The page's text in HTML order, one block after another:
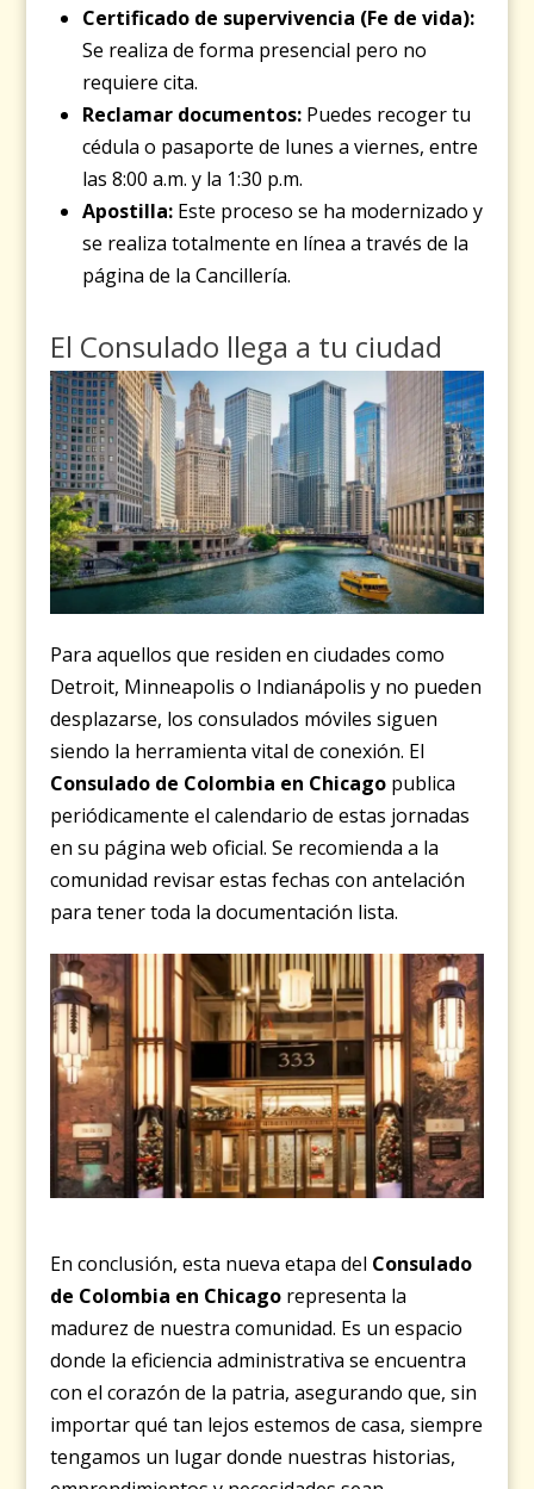
Certificado de supervivencia (Fe de vida):
Se realiza de forma presencial pero no
requiere cita.
Reclamar documentos:Puedes recoger tu
cédula o pasaporte de lunes a viernes, entre
las 8:00 a.m. y la 1:30 p.m.
Apostilla:Este proceso se ha modernizado y
se realiza totalmente en línea a través de la
página de la Cancillería.
El Consulado llega a tu ciudad
Para aquellos que residen en ciudades como
Detroit, Minneapolis o Indianápolis y no pueden
desplazarse, los consulados móviles siguen
siendo la herramienta vital de conexión. El
Consulado de Colombia en Chicago publica
periódicamente el calendario de estas jornadas
en su página web oficial. Se recomienda a la
comunidad revisar estas fechas con antelación
para tener toda la documentación lista.
En conclusión, esta nueva etapa del Consulado
de Colombia en Chicago representa la
madurez de nuestra comunidad. Es un espacio
donde la eficiencia administrativa se encuentra
con el corazón de la patria, asegurando que, sin
importar qué tan lejos estemos de casa, siempre
tengamos un lugar donde nuestras historias,